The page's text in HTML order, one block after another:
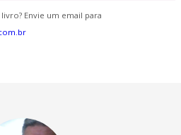
Envie um email para